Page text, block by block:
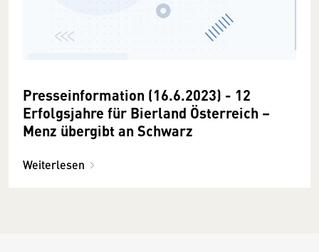
Presseinformation (16.6.2023) - 12
Erfolgsjahre für Bierland Österreich –
Menz übergibt an Schwarz
Weiterlesen